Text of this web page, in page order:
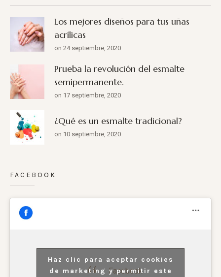
Los mejores diseños para tus uñas
acrílicas
on 24 septiembre, 2020
Prueba la revolución del esmalte
semipermanente.
on 17 septiembre, 2020
¿Qué es un esmalte tradicional?
on 10 septiembre, 2020
FACEBOOK
Facebook
Haz clic para aceptar cookies
de marketing y permitir este